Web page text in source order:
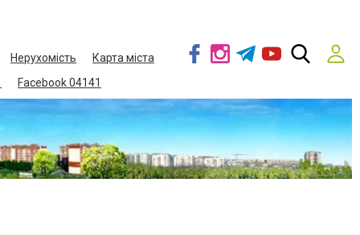
Нерухомість
Карта міста
Facebook 04141